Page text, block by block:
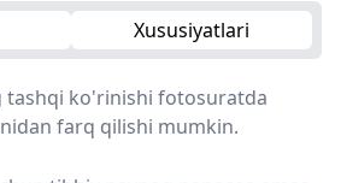
Xususiyatlari
tashqi ko'rinishi fotosuratda
farq qilishi mumkin.